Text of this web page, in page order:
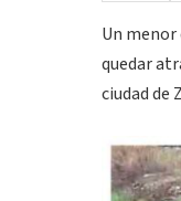
Un
quedar
ciudad de